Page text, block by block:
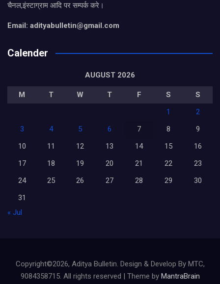
चैनल,इंस्टाग्राम आदि पर सम्पर्क करे।
Email: adityabulletin@gmail.com
Calender
AUGUST 2026
M T W T F S
S
1
2
3
4 5 6 7 8
9
10
11 12 13 14 15
16
17
18 19 20 21 22
23
24
25 26 27 28 29
30
31
« Jul
Copyright©2026, Aditya Bulletin. Design & Develop By MTC,
9084358715. All rights reserved | Theme by MantraBrain